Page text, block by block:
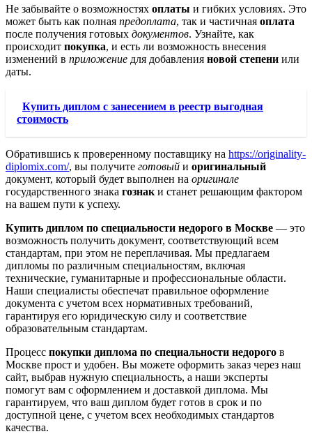
Не забывайте о возможностях оплаты и гибких условиях. Это
может быть как полная предоплата, так и частичная оплата
после получения готовых документов. Узнайте, как
происходит покупка, и есть ли возможность внесения
изменений в приложение для добавления новой степени или
даты.
Купить диплом с занесением в реестр выгодная
стоимость
Обратившись к проверенному поставщику на https://originality-
diplomix.com/, вы получите готовый и оригинальный
документ, который будет выполнен на оригинале
государственного знака гознак и станет решающим фактором
на вашем пути к успеху.
Купить диплом по специальности недорого в Москве — это
возможность получить документ, соответствующий всем
стандартам, при этом не переплачивая. Мы предлагаем
дипломы по различным специальностям, включая
технические, гуманитарные и профессиональные области.
Наши специалисты обеспечат правильное оформление
документа с учетом всех нормативных требований,
гарантируя его юридическую силу и соответствие
образовательным стандартам.
Процесс покупки диплома по специальности недорого в
Москве прост и удобен. Вы можете оформить заказ через наш
сайт, выбрав нужную специальность, а наши эксперты
помогут вам с оформлением и доставкой диплома. Мы
гарантируем, что ваш диплом будет готов в срок и по
доступной цене, с учетом всех необходимых стандартов
качества.